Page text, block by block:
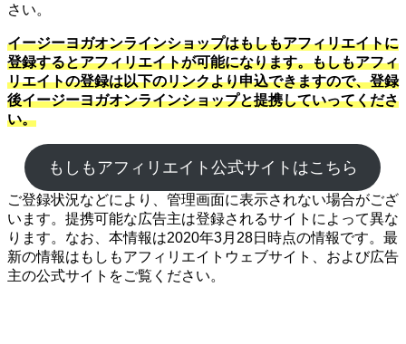
さい。
イージーヨガオンラインショップはもしもアフィリエイトに
登録するとアフィリエイトが可能になります。もしもアフィ
リエイトの登録は以下のリンクより申込できますので、登録
後イージーヨガオンラインショップと提携していってくださ
い。
もしもアフィリエイト公式サイトはこちら
ご登録状況などにより、管理画面に表示されない場合がござ
います。提携可能な広告主は登録されるサイトによって異な
ります。なお、本情報は2020年3月28日時点の情報です。最
新の情報はもしもアフィリエイトウェブサイト、および広告
主の公式サイトをご覧ください。